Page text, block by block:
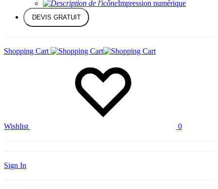
Impression numérique
DEVIS GRATUIT
Shopping Cart
Wishlist 0
Sign In